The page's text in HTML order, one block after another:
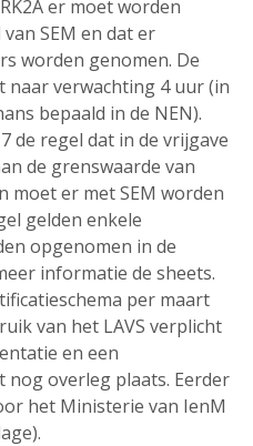
er moet worden
SEM en dat er
worden genomen. De
naar verwachting 4 uur (in
bepaald in de NEN).
de regel dat in de vrijgave
de grenswaarde van
moet er met SEM worden
gelden enkele
opgenomen in de
informatie de sheets.
per maart
van het LAVS verplicht
en een
overleg plaats. Eerder
het Ministerie van IenM